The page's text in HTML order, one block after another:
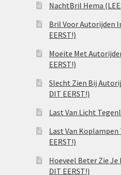
NachtBril Hema
Bril Voor Autorijden
EERST!)
Moeite Met
EERST!)
Slecht Zien Bij
DIT EERST!)
Last Van Licht
Last Van Koplampen
EERST!)
Hoeveel Beter Zie Je
DIT EERST!)